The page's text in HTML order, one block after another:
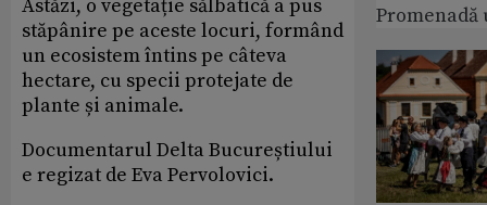
Astăzi, o vegetație sălbatică a pus
stăpânire pe aceste locuri, formând
un ecosistem întins pe câteva
hectare, cu specii protejate de
plante și animale.
Documentarul Delta Bucureștiului
e regizat de Eva Pervolovici.
Promenadă